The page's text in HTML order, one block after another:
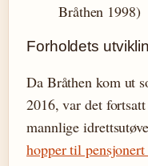
Bråthen 1998)
Forholdets
Da Bråthen kom ut
2016, var det
mannlige
hopper til